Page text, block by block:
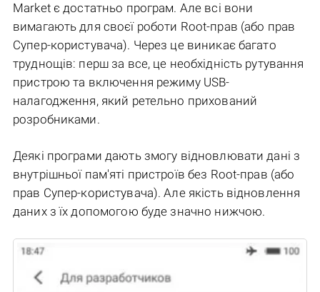
Market є достатньо програм. Але всі вони
вимагають для своєї роботи Root-прав (або прав
Супер-користувача). Через це виникає багато
труднощів: перш за все, це необхідність рутування
пристрою та включення режиму USB-
налагодження, який ретельно прихований
розробниками.
Деякі програми дають змогу відновлювати дані з
внутрішньої пам'яті пристроїв без Root-прав (або
прав Супер-користувача). Але якість відновлення
даних з їх допомогою буде значно нижчою.